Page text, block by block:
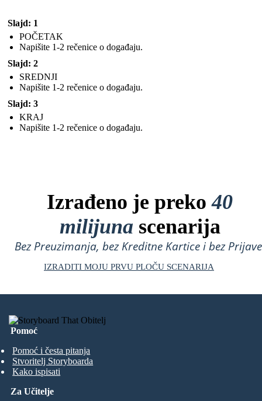
Slajd: 1
POČETAK
Napišite 1-2 rečenice o događaju.
Slajd: 2
SREDNJI
Napišite 1-2 rečenice o događaju.
Slajd: 3
KRAJ
Napišite 1-2 rečenice o događaju.
Izrađeno je preko40
milijuna scenarija
Bez Preuzimanja, bez Kreditne Kartice i bez
IZRADITI MOJU PRVU PLOČU SCENARIJA
Pomoć
Pomoć i česta pitanja
Stvoritelj Storyboarda
Kako ispisati
Za Učitelje